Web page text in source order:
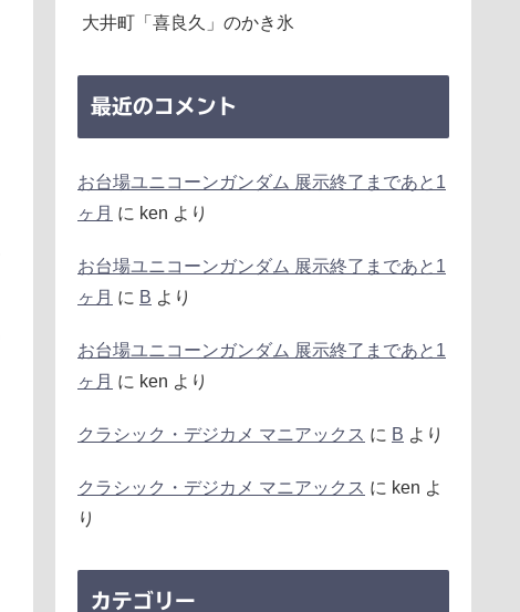
大井町「喜良久」のかき氷
最近のコメント
お台場ユニコーンガンダム 展示終了まであと1
ヶ月 に ken より
お台場ユニコーンガンダム 展示終了まであと1
ヶ月 に B より
お台場ユニコーンガンダム 展示終了まであと1
ヶ月 に ken より
クラシック・デジカメ マニアックス に B より
クラシック・デジカメ マニアックス に ken よ
り
カテゴリー